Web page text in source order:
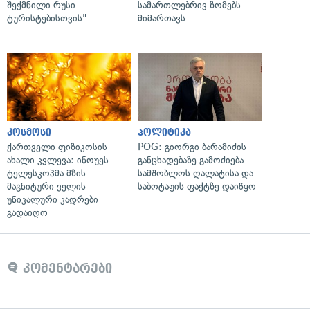
შექმნილი რუსი
ტურისტებისთვის"
სამართლებრივ ზომებს
მიმართავს
კოსმოსი
ქართველი ფიზიკოსის
ახალი კვლევა: ინოუეს
ტელესკოპმა მზის
მაგნიტური ველის
უნიკალური კადრები
გადაიღო
პოლიტიკა
POG: გიორგი ბარამიძის
განცხადებაზე გამოძიება
სამშობლოს ღალატისა და
საბოტაჟის ფაქტზე დაიწყო
კომენტარები